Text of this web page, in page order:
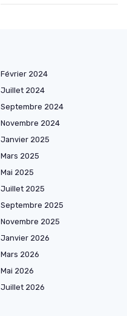
Février 2024
Juillet 2024
Septembre 2024
Novembre 2024
Janvier 2025
Mars 2025
Mai 2025
Juillet 2025
Septembre 2025
Novembre 2025
Janvier 2026
Mars 2026
Mai 2026
Juillet 2026